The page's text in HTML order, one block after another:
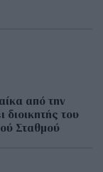
από την
του
Σταθμού